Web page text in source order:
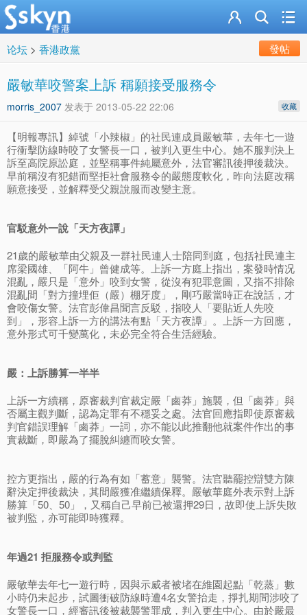
论坛 > 香港政黨 發帖
嚴敏華咬警案上訴 稱願接受服務令
收藏
morris_2007 发表于 2013-05-22 22:06
【明報專訊】綽號「小辣椒」的社民連成員嚴敏華，去年七一遊
行衝擊防線時咬了女警長一口，被判入更生中心。她不服判決上
訴至高院原訟庭，並堅稱事件純屬意外，法官審訊後押後裁決。
早前稱沒有犯錯而堅拒社會服務令的嚴態度軟化，昨向法庭改稱
願意接受，並解釋受父親說服而改變主意。
官駁意外一說「天方夜譚」
21歲的嚴敏華由父親及一群社民連人士陪同到庭，包括社民連主
席梁國雄、「阿牛」曾健成等。上訴一方庭上指出，案發時情况
混亂，嚴只是「意外」咬到女警，從沒有犯罪意圖，又指不排除
混亂間「對方撞埋佢（嚴）棚牙度」，剛巧嚴當時正在說話，才
會咬傷女警。法官彭偉昌聞言反駁，指咬人「要貼近人先咬
到」，形容上訴一方的講法有點「天方夜譚」。上訴一方回應，
意外形式可千變萬化，未必完全符合生活經驗。
嚴：上訴勝算一半半
上訴一方續稱，原審裁判官裁定嚴「鹵莽」施襲，但「鹵莽」與
否屬主觀判斷，認為定罪有不穩妥之處。法官回應指即使原審裁
判官錯誤理解「鹵莽」一詞，亦不能以此推翻他就案件作出的事
實裁斷，即嚴為了擺脫糾纏而咬女警。
控方更指出，嚴的行為有如「蓄意」襲警。法官聽罷控辯雙方陳
辭決定押後裁決，其間嚴獲准繼續保釋。嚴敏華庭外表示對上訴
勝算「50、50」，又稱自己早前已被還押29日，故即使上訴失敗
被判監，亦可能即時獲釋。
年過21 拒服務令或判監
嚴敏華去年七一遊行時，因與示威者被堵在維園起點「乾蒸」數
小時仍未起步，試圖衝破防線時遭4名女警抬走，掙扎期間涉咬了
女警長一口，經審訊後被裁襲警罪成，判入更生中心。由於嚴最